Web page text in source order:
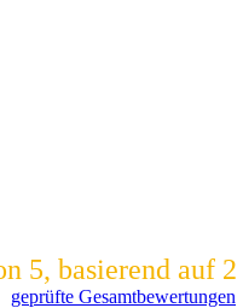
5, basierend auf 2
geprüfte Gesamtbewertungen